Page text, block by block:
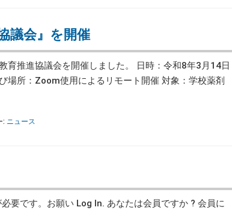
議会』を開催
育推進協議会を開催しました。 日時：令和8年3月14日
場所：Zoom使用によるリモート開催 対象：学校薬剤
: ニュース
要です。お願い Log In. あなたは会員ですか ? 会員に